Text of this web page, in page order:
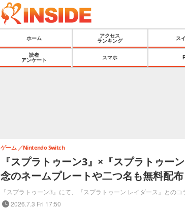
ホーム
アクセス
ランキング
ス
読者
アンケート
スマホ
『スプラトゥーン3』×『スプラトゥー
念のネームプレートや二つ名も無料配布
『スプラトゥーン3』にて、『スプラトゥーン レイダース』との
ゲーム Nintendo Switch
2026.7.3 Fri 17:50